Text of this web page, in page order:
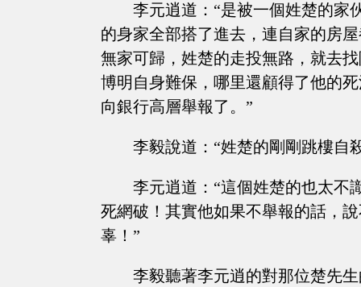
李元逍道：“是被一個姓楚的家
的身家全部搭了進去，連自家的房
無家可歸，姓楚的走投無路，就去
博明自身難保，哪里還顧得了他的
向銀行高層舉報了。”
李毅說道：“姓楚的剛剛跳樓自
李元逍道：“這個姓楚的也太不
死網破！其實他如果不舉報的話，
辜！”
李毅聽著李元逍的對那位楚先